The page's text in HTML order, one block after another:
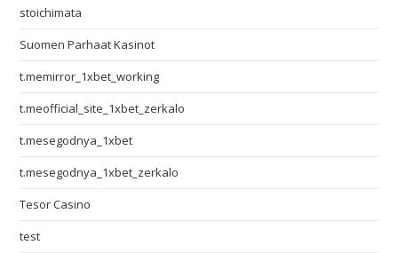
stoichimata
Suomen Parhaat Kasinot
t.memirror_1xbet_working
t.meofficial_site_1xbet_zerkalo
t.mesegodnya_1xbet
t.mesegodnya_1xbet_zerkalo
Tesor Casino
test